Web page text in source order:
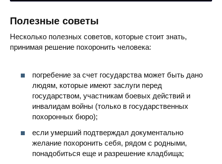
Полезные советы
Несколько полезных советов, которые стоит знать,
принимая решение похоронить человека:
погребение за счет государства может быть дано
людям, которые имеют заслуги перед
государством, участникам боевых действий и
инвалидам войны (только в государственных
похоронных бюро);
если умерший подтверждал документально
желание похоронить себя, рядом с родными,
понадобиться еще и разрешение кладбища;